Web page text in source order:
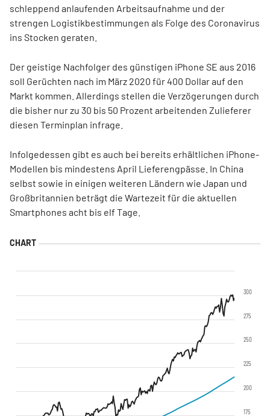
schleppend anlaufenden Arbeitsaufnahme und der
strengen Logistikbestimmungen als Folge des Coronavirus
ins Stocken geraten.
Der geistige Nachfolger des günstigen iPhone SE aus 2016
soll Gerüchten nach im März 2020 für 400 Dollar auf den
Markt kommen. Allerdings stellen die Verzögerungen durch
die bisher nur zu 30 bis 50 Prozent arbeitenden Zulieferer
diesen Terminplan infrage.
Infolgedessen gibt es auch bei bereits erhältlichen iPhone-
Modellen bis mindestens April Lieferengpässe. In China
selbst sowie in einigen weiteren Ländern wie Japan und
Großbritannien beträgt die Wartezeit für die aktuellen
Smartphones acht bis elf Tage.
200
250
300
175
225
275